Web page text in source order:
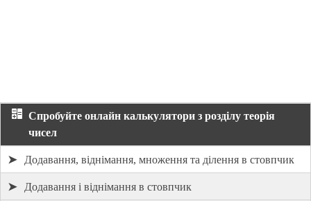
Спробуйте онлайн калькулятори з розділу теорія
чисел
➤ Додавання, віднімання, множення та ділення в стовпчик
➤ Додавання і віднімання в стовпчик